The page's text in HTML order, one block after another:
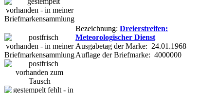
Bezeichnung: Dreierstreifen:
Meteorologischer Dienst
Ausgabetag der Marke: 24.01.1968
Auflage der Briefmarke: 4000000